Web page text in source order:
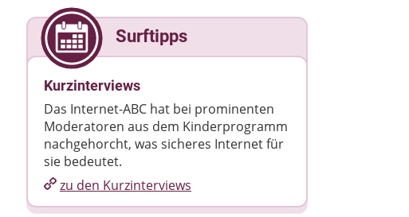
Surftipps
Kurzinterviews
Das Internet-ABC hat bei prominenten
Moderatoren aus dem Kinderprogramm
nachgehorcht, was sicheres Internet für
sie bedeutet.
zu den Kurzinterviews